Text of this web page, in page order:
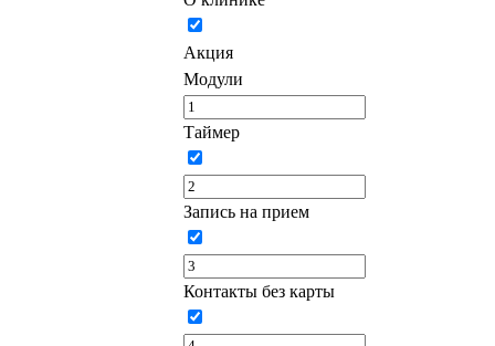
Акция
Модули
Таймер
Запись на прием
Контакты без карты